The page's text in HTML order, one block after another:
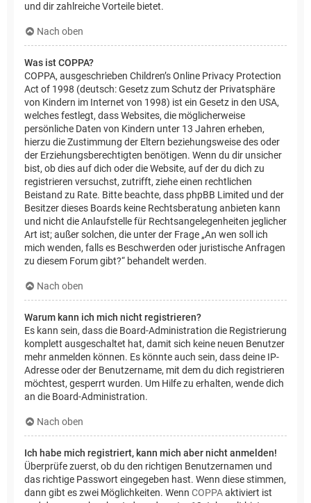
und dir zahlreiche Vorteile bietet.
Nach oben
Was ist COPPA?
COPPA, ausgeschrieben Children’s Online Privacy Protection
Act of 1998 (deutsch: Gesetz zum Schutz der Privatsphäre
von Kindern im Internet von 1998) ist ein Gesetz in den USA,
welches festlegt, dass Websites, die möglicherweise
persönliche Daten von Kindern unter 13 Jahren erheben,
hierzu die Zustimmung der Eltern beziehungsweise des oder
der Erziehungsberechtigten benötigen. Wenn du dir unsicher
bist, ob dies auf dich oder die Website, auf der du dich zu
registrieren versuchst, zutrifft, ziehe einen rechtlichen
Beistand zu Rate. Bitte beachte, dass phpBB Limited und der
Besitzer dieses Boards keine Rechtsberatung anbieten kann
und nicht die Anlaufstelle für Rechtsangelegenheiten jeglicher
Art ist; außer solchen, die unter der Frage „An wen soll ich
mich wenden, falls es Beschwerden oder juristische Anfragen
zu diesem Forum gibt?“ behandelt werden.
Nach oben
Warum kann ich mich nicht registrieren?
Es kann sein, dass die Board-Administration die Registrierung
komplett ausgeschaltet hat, damit sich keine neuen Benutzer
mehr anmelden können. Es könnte auch sein, dass deine IP-
Adresse oder der Benutzername, mit dem du dich registrieren
möchtest, gesperrt wurden. Um Hilfe zu erhalten, wende dich
an die Board-Administration.
Nach oben
Ich habe mich registriert, kann mich aber nicht anmelden!
Überprüfe zuerst, ob du den richtigen Benutzernamen und
das richtige Passwort eingegeben hast. Wenn diese stimmen,
dann gibt es zwei Möglichkeiten. Wenn COPPAaktiviert ist